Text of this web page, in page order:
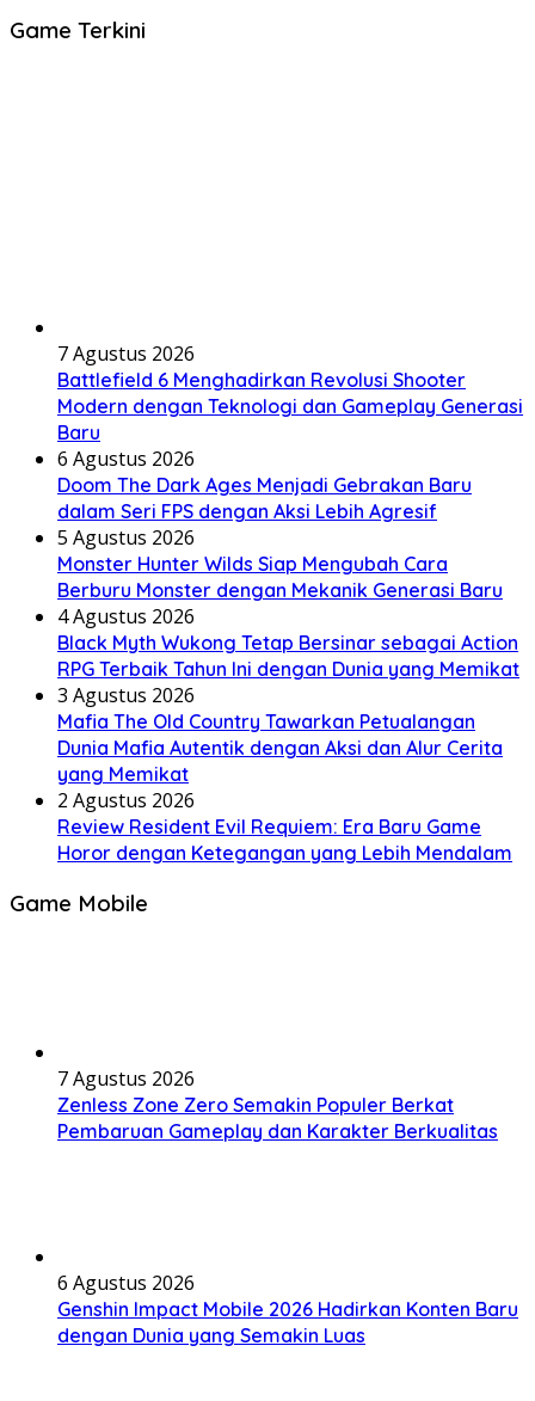
Game Terkini
7 Agustus 2026
Battlefield 6 Menghadirkan Revolusi Shooter
Modern dengan Teknologi dan Gameplay Generasi
Baru
6 Agustus 2026
Doom The Dark Ages Menjadi Gebrakan Baru
dalam Seri FPS dengan Aksi Lebih Agresif
5 Agustus 2026
Monster Hunter Wilds Siap Mengubah Cara
Berburu Monster dengan Mekanik Generasi Baru
4 Agustus 2026
Black Myth Wukong Tetap Bersinar sebagai Action
RPG Terbaik Tahun Ini dengan Dunia yang Memikat
3 Agustus 2026
Mafia The Old Country Tawarkan Petualangan
Dunia Mafia Autentik dengan Aksi dan Alur Cerita
yang Memikat
2 Agustus 2026
Review Resident Evil Requiem: Era Baru Game
Horor dengan Ketegangan yang Lebih Mendalam
Game Mobile
7 Agustus 2026
Zenless Zone Zero Semakin Populer Berkat
Pembaruan Gameplay dan Karakter Berkualitas
6 Agustus 2026
Genshin Impact Mobile 2026 Hadirkan Konten Baru
dengan Dunia yang Semakin Luas